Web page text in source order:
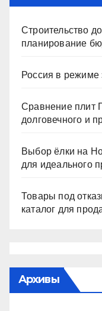
Строительство
планирование
Россия в режиме
Сравнение плит
долговечного и
Выбор ёлки на
для идеального
Товары под
каталог для
Архивы